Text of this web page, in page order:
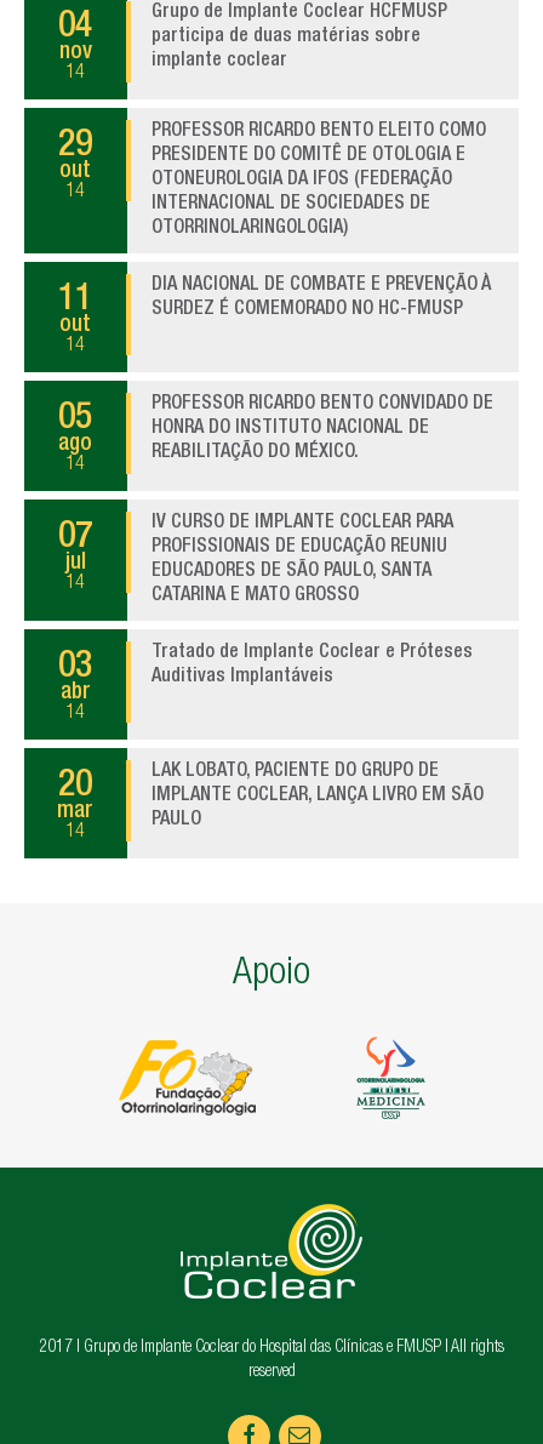
04
nov
14
Grupo de Implante Coclear HCFMUSP
participa de duas matérias sobre
implante coclear
29
out
14
PROFESSOR RICARDO BENTO ELEITO COMO
PRESIDENTE DO COMITÊ DE OTOLOGIA E
OTONEUROLOGIA DA IFOS (FEDERAÇÃO
INTERNACIONAL DE SOCIEDADES DE
OTORRINOLARINGOLOGIA)
11
out
14
DIA NACIONAL DE COMBATE E PREVENÇÃO À
SURDEZ É COMEMORADO NO HC-FMUSP
05
ago
14
PROFESSOR RICARDO BENTO CONVIDADO DE
HONRA DO INSTITUTO NACIONAL DE
REABILITAÇÃO DO MÉXICO.
07
jul
14
IV CURSO DE IMPLANTE COCLEAR PARA
PROFISSIONAIS DE EDUCAÇÃO REUNIU
EDUCADORES DE SÃO PAULO, SANTA
CATARINA E MATO GROSSO
03
abr
14
Tratado de Implante Coclear e Próteses
Auditivas Implantáveis
20
mar
14
LAK LOBATO, PACIENTE DO GRUPO DE
IMPLANTE COCLEAR, LANÇA LIVRO EM SÃO
PAULO
Apoio
2017 | Grupo de Implante Coclear do Hospital das Clínicas e FMUSP | All rights
reserved